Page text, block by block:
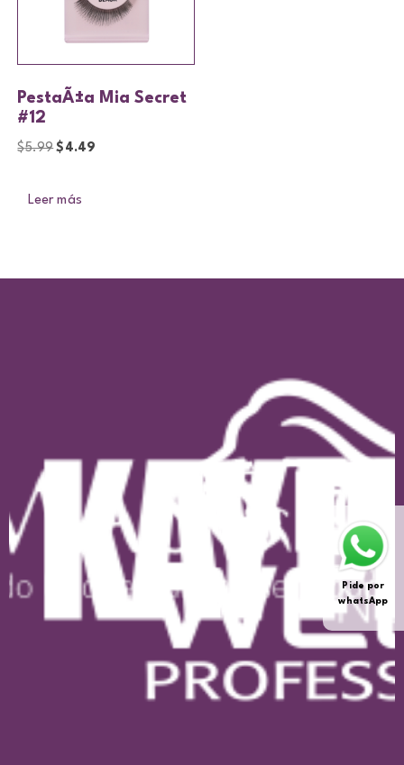
PestaÃ±a Mia Secret
#12
$5.99 $ 4.49
Leer más
Pide por
whatsApp